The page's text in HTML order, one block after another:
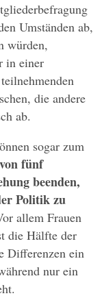
Umständen ab,
würden,
in einer
die andere
ab.
sogar zum
fünf
beenden,
Politik zu
allem Frauen
die Hälfte der
Differenzen ein
nur ein